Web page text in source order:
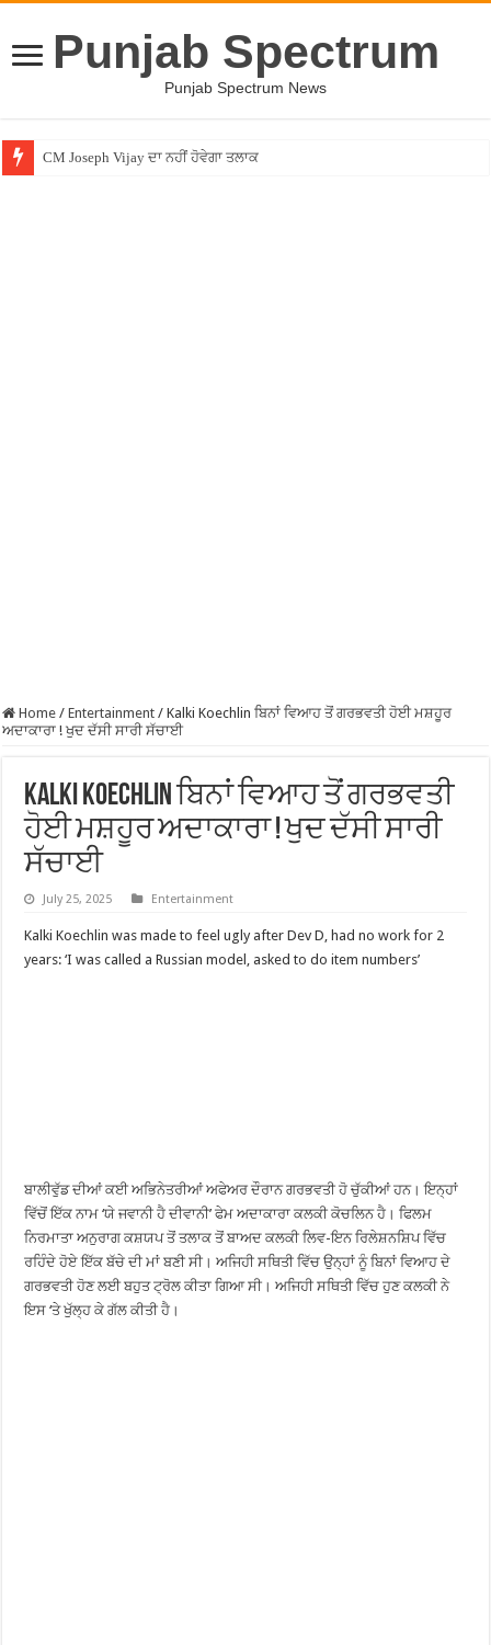
Punjab Spectrum
Punjab Spectrum News
CM Joseph Vijay ਦਾ ਨਹੀਂ ਹੋਵੇਗਾ ਤਲਾਕ
Home / Entertainment / Kalki Koechlin ਬਿਨਾਂ ਵਿਆਹ ਤੋਂ ਗਰਭਵਤੀ ਹੋਈ ਮਸ਼ਹੂਰ
ਅਦਾਕਾਰਾ ! ਖੁਦ ਦੱਸੀ ਸਾਰੀ ਸੱਚਾਈ
Kalki Koechlin ਬਿਨਾਂ ਵਿਆਹ ਤੋਂ ਗਰਭਵਤੀ
ਹੋਈ ਮਸ਼ਹੂਰ ਅਦਾਕਾਰਾ ! ਖੁਦ ਦੱਸੀ ਸਾਰੀ
ਸੱਚਾਈ
July 25, 2025 Entertainment
Kalki Koechlin was made to feel ugly after Dev D, had no work for 2
years: ‘I was called a Russian model, asked to do item numbers’
ਬਾਲੀਵੁੱਡ ਦੀਆਂ ਕਈ ਅਭਿਨੇਤਰੀਆਂ ਅਫੇਅਰ ਦੌਰਾਨ ਗਰਭਵਤੀ ਹੋ ਚੁੱਕੀਆਂ ਹਨ। ਇਨ੍ਹਾਂ
ਵਿੱਚੋਂ ਇੱਕ ਨਾਮ ‘ਯੇ ਜਵਾਨੀ ਹੈ ਦੀਵਾਨੀ’ ਫੇਮ ਅਦਾਕਾਰਾ ਕਲਕੀ ਕੋਚਲਿਨ ਹੈ। ਫਿਲਮ
ਨਿਰਮਾਤਾ ਅਨੁਰਾਗ ਕਸ਼ਯਪ ਤੋਂ ਤਲਾਕ ਤੋਂ ਬਾਅਦ ਕਲਕੀ ਲਿਵ-ਇਨ ਰਿਲੇਸ਼ਨਸ਼ਿਪ ਵਿੱਚ
ਰਹਿੰਦੇ ਹੋਏ ਇੱਕ ਬੱਚੇ ਦੀ ਮਾਂ ਬਣੀ ਸੀ। ਅਜਿਹੀ ਸਥਿਤੀ ਵਿੱਚ ਉਨ੍ਹਾਂ ਨੂੰ ਬਿਨਾਂ ਵਿਆਹ ਦੇ
ਗਰਭਵਤੀ ਹੋਣ ਲਈ ਬਹੁਤ ਟ੍ਰੋਲ ਕੀਤਾ ਗਿਆ ਸੀ। ਅਜਿਹੀ ਸਥਿਤੀ ਵਿੱਚ ਹੁਣ ਕਲਕੀ ਨੇ
ਇਸ ‘ਤੇ ਖੁੱਲ੍ਹ ਕੇ ਗੱਲ ਕੀਤੀ ਹੈ।